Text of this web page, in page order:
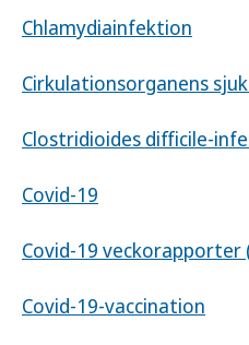
Chlamydiainfektion
Cirkulationsorganens
Clostridioides difficile-
Covid-19
Covid-19 veckorapporter
Covid-19-vaccination